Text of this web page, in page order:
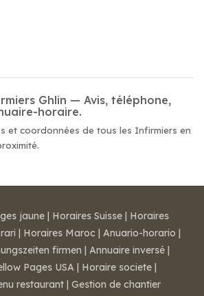
Ghlin — Avis, téléphone,
horaire.
et coordonnées de tous les Infirmiers en
jaune | Horaires Suisse | Horaires
| Horaires Maroc | Anuario-horario |
firmen | Annuaire inversé |
Pages USA | Horaire societe |
restaurant | Gestion de chantier